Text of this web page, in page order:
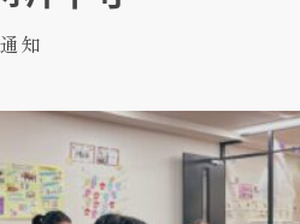
通知